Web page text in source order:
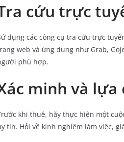
cứu trực
dụng các công cụ tra cứu trực
web và ứng dụng như Grab,
phù hợp.
minh và lựa
khi thuê, hãy thực hiện một
tín. Hỏi về kinh nghiệm làm việc,